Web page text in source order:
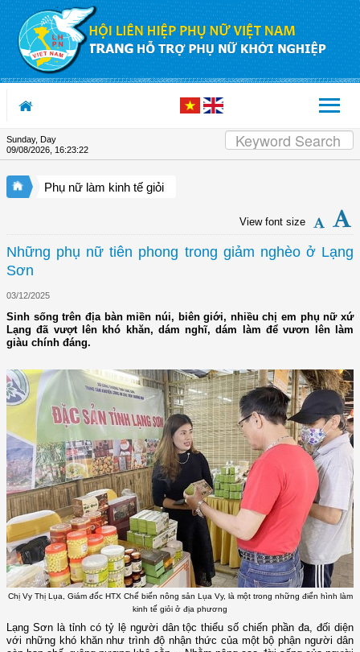
Skip to Content
Sunday, Day
09/08/2026 16:23:23
Phụ nữ làm kinh tế giỏi
View font size
Những phụ nữ tiên phong trong giảm nghèo ở Lạng
Sơn
03/12/2025
Sinh sống trên địa bàn miền núi, biên giới, nhiều chị em phụ nữ xứ
Lạng đã vượt lên khó khăn, dám nghĩ, dám làm để vươn lên làm
giàu chính đáng.
Chị Vy Thị Lụa, Giám đốc HTX Chế biến nông sản Lụa Vy, là một trong những điển hình làm
kinh tế giỏi ở địa phương
Lạng Sơn là tỉnh có tỷ lệ người dân tộc thiểu số chiến phần đa, đối diện
với những khó khăn như trình độ nhận thức của một bộ phận người dân